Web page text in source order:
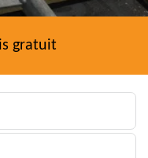
gratuit